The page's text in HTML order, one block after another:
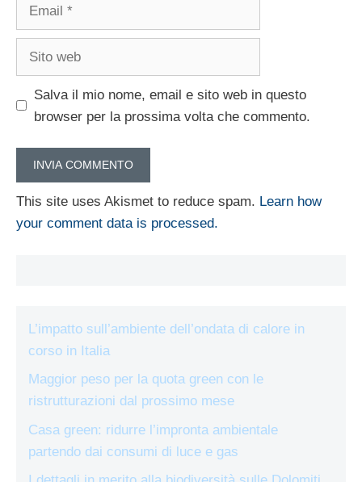
Salva il mio nome, email e sito web in questo
browser per la prossima volta che commento.
This site uses Akismet to reduce spam. Learn how
your comment data is processed.
L’impatto sull’ambiente dell’ondata di calore in
corso in Italia
Maggior peso per la quota green con le
ristrutturazioni dal prossimo mese
Casa green: ridurre l’impronta ambientale
partendo dai consumi di luce e gas